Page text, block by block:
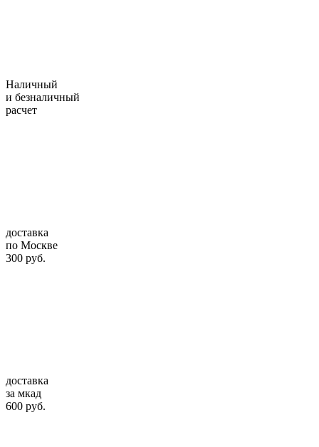
Наличный
и безналичный
расчет
доставка
по Москве
300 руб.
доставка
за мкад
600 руб.